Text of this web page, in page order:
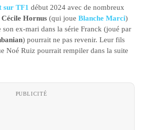
sur TF1 début 2024 avec de nombreux
Cécile Hornus(qui joueBlanche Marci)
son ex-mari dans la série Franck (joué par
) pourrait ne pas revenir. Leur fils
Noé Ruiz pourrait rempiler dans la suite
PUBLICITÉ